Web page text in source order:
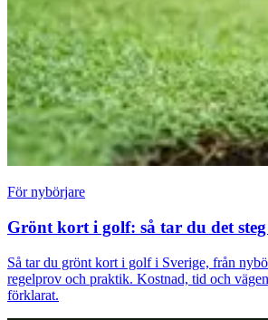
För nybörjare
Grönt kort i golf: så tar du det steg
Så tar du grönt kort i golf i Sverige, från
regelprov och praktik. Kostnad, tid och
förklarat.